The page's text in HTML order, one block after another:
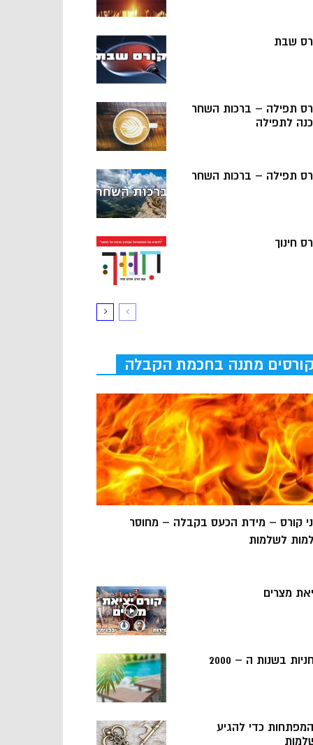
שבת
תפילה – ברכות השחר
לתפילה
תפילה – ברכות השחר
חינוך
קורסים מתנה בחכמת הקבלה
קורס – מידת הכעס בקבלה – מחוסר
לשלמות
מצרים
בשנות ה – 2000
5 המפתחות כדי להגיע